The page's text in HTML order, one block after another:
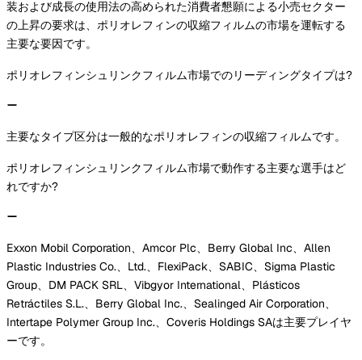
装および成長の使用法の高められた消費者懇願による小売セクター
の上昇の要求は、ポリオレフィンの収縮フィルムの市場を運転する
主要な要因です。
ポリオレフィンシュリンクフィルム市場でのリーディングタイプは?
主要なタイプ区分は一般的なポリオレフィンの収縮フィルムです。
ポリオレフィンシュリンクフィルム市場で動作する主要な選手はど
れですか?
Exxon Mobil Corporation、Amcor Plc、Berry Global Inc、Allen
Plastic Industries Co.、Ltd.、FlexiPack、SABIC、Sigma Plastic
Group、DM PACK SRL、Vibgyor International、Plásticos
Retráctiles S.L.、Berry Global Inc.、Sealinged Air Corporation、
Intertape Polymer Group Inc.、Coveris Holdings SAは主要プレイヤ
ーです。